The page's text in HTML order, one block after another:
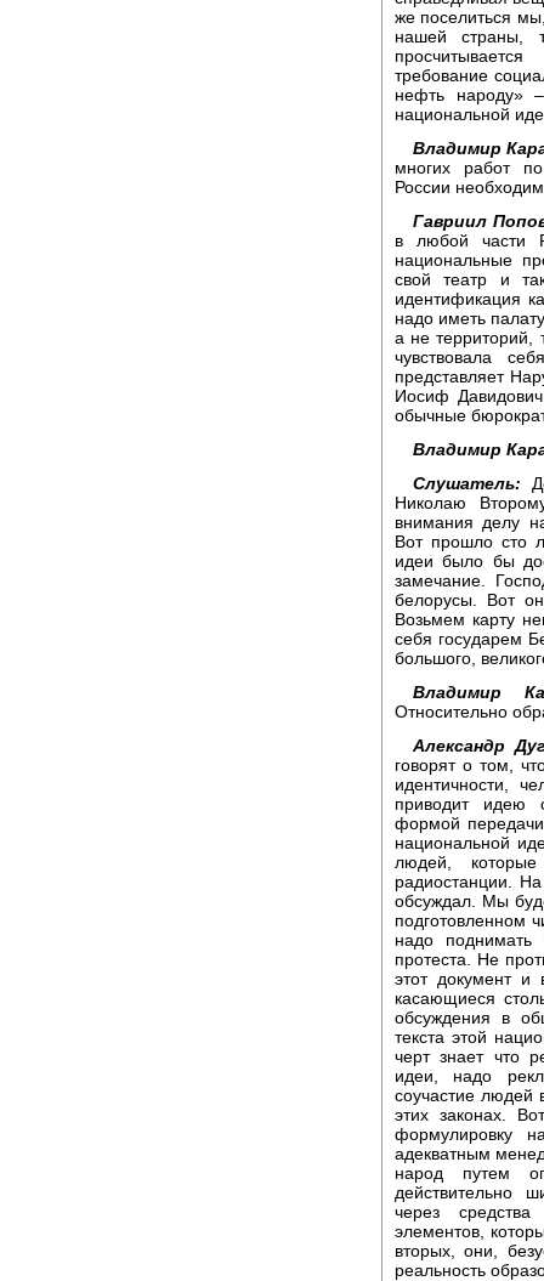
же поселиться
нашей страны,
требование
нефть народу»
национальной
Владимир
многих работ
России
Гавриил
в любой части
национальные
свой театр и
идентификация
надо иметь
а не территорий,
чувствовала
представляет
Иосиф
обычные
Владимир
Слушатель:
Николаю
внимания делу
Вот прошло сто
идеи было бы
замечание.
белорусы. Вот
Возьмем карту
себя государем
большого,
Владимир
Относительно
Александр
говорят о том,
идентичности,
приводит идею
формой
национальной
людей,
радиостанции.
обсуждал. Мы
подготовленном
надо
протеста. Не
этот документ и
касающиеся
обсуждения в
текста этой
черт знает что
идеи, надо
соучастие людей
этих законах.
формулировку
адекватным
народ путем
действительно
через
элементов,
вторых, они,
реальность